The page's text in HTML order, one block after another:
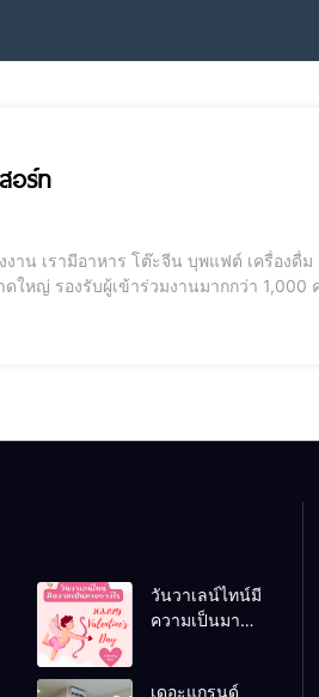
อร์ท
าน เรามีอาหาร โต๊ะจีน บุพแฟต์ เครื่องดื่
ใหญ่ รองรับผู้เข้าร่วมงานมากกว่า
วันวาเลน์ไทน์มี
ความเป็นมา
เดอะแกรนด์